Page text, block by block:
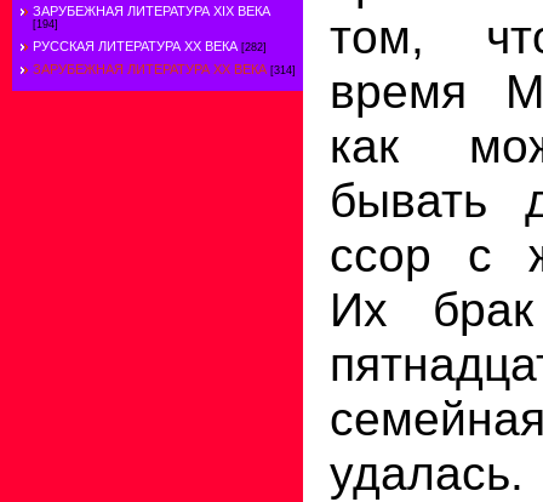
ЗАРУБЕЖНАЯ ЛИТЕРАТУРА XIX ВЕКА
[194]
РУССКАЯ ЛИТЕРАТУРА XX ВЕКА [282]
ЗАРУБЕЖНАЯ ЛИТЕРАТУРА ХХ ВЕКА [314]
том,
время
как
бывать
ссор с
Их
удалась.